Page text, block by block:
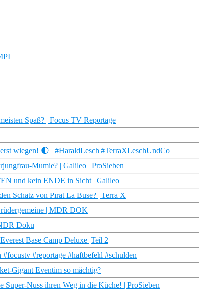
Spaß? | Focus TV Reportage
wiegen! 🌓 | #HaraldLesch #TerraXLeschUndCo
Mumie? | Galileo | ProSieben
und kein ENDE in Sicht | Galileo
Schatz von Pirat La Buse? | Terra X
| MDR DOK
Doku
Base Camp Deluxe |Teil 2|
#reportage #haftbefehl #schulden
Gigant Eventim so mächtig?
Nuss ihren Weg in die Küche! | ProSieben